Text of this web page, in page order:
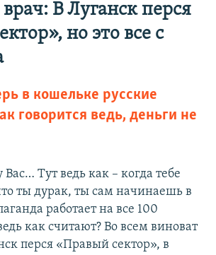
В Луганск перся
но это все с
в кошельке русские
говорится ведь, деньги не
Тут ведь как – когда тебе
ты дурак, ты сам начинаешь в
работает на все 100
как считают? Во всем виноват
перся «Правый сектор», в